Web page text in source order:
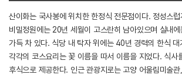
산이화는 국사봉에 위치한 한정식 전문점이다. 정성스
비밀정원에는 20년 세월이 고스란히 남아있으며 실내
가득 차 있다. 식당 내 탁자 위에는 40년 경력의 한식 대
각각의 코스요리는 꽃 이름을 따서 이름을 지었다. 식사
후식으로 제공한다. 인근 관광지로는 고양 어울림미술